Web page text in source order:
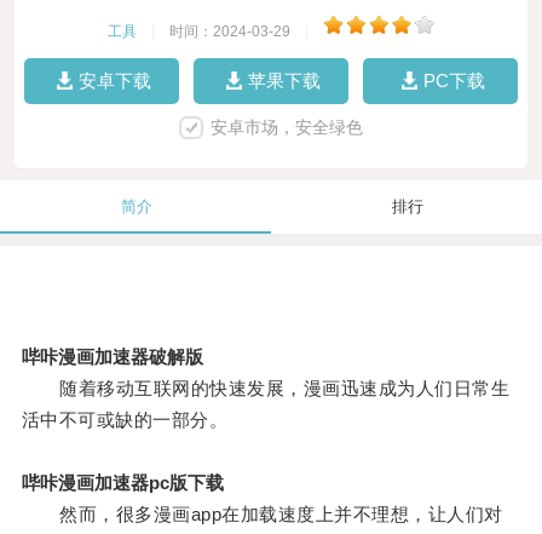
工具 时间：2024-03-29
安卓下载 苹果下载 PC下载
安卓市场，安全绿色
简介 排行
哔咔漫画加速器破解版
随着移动互联网的快速发展，漫画迅速成为人们日常生
活中不可或缺的一部分。
哔咔漫画加速器pc版下载
然而，很多漫画app在加载速度上并不理想，让人们对